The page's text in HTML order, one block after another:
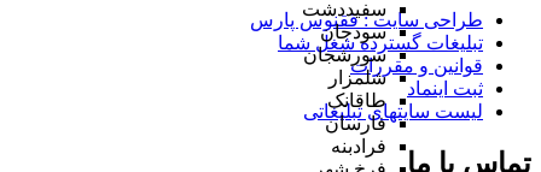
سفیددشت
سودجان
سورشجان
شلمزار
طاقانک
فارسان
فرادبنه
طراحی سایت :‌ ققنوس پارس
تبلیغات گسترده شغل شما
قوانین و مقررات
ثبت اینماد
لیست سایتهای تبلیغاتی
تماس با ما